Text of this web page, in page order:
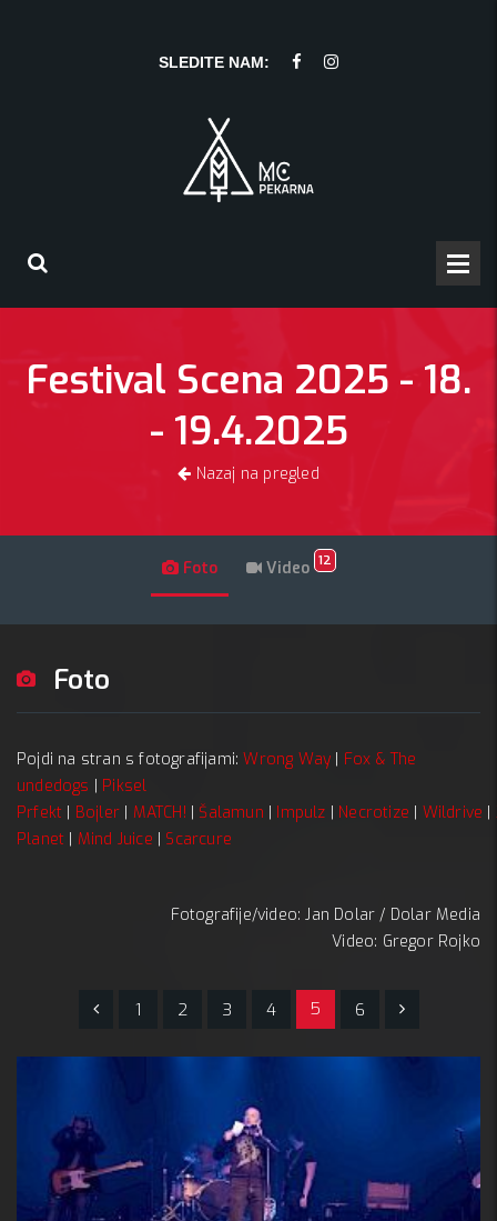
SLEDITE NAM:
Festival Scena 2025 - 18.
- 19.4.2025
Nazaj na pregled
Foto Video 12
Foto
Pojdi na stran s fotografijami:Wrong Way | Fox & The
undedogs | Piksel
Prfekt | Bojler | MATCH! | Šalamun | Impulz | Necrotize | Wildrive |
Planet | Mind Juice | Scarcure
Fotografije/video: Jan Dolar / Dolar Media
Video: Gregor Rojko
1 2 3 4 5 6